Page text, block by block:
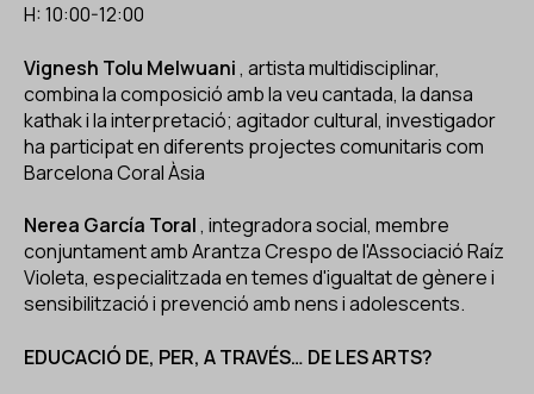
H: 10:00-12:00
Vignesh Tolu Melwuani, artista multidisciplinar,
combina la composició amb la veu cantada, la dansa
kathak i la interpretació; agitador cultural, investigador
ha participat en diferents projectes comunitaris com
Barcelona Coral Àsia
Nerea García Toral, integradora social, membre
conjuntament amb Arantza Crespo de l'Associació Raíz
Violeta, especialitzada en temes d'igualtat de gènere i
sensibilització i prevenció amb nens i adolescents.
EDUCACIÓ DE, PER, A TRAVÉS… DE LES ARTS?